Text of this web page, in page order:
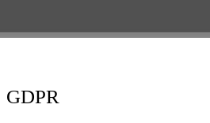
GDPR